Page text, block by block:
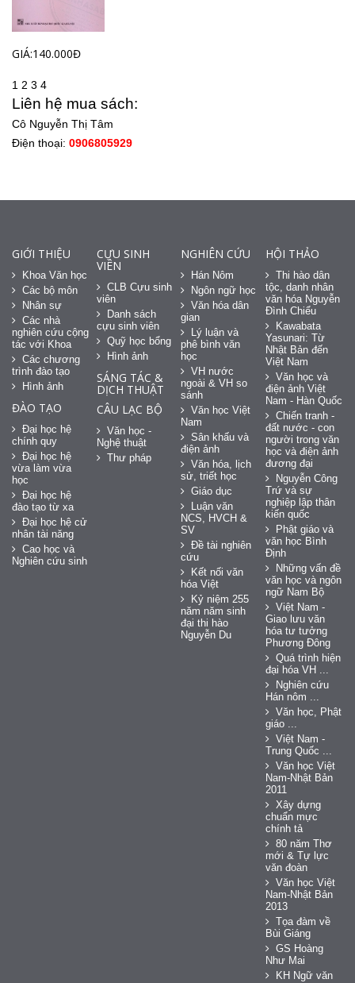
GIÁ:140.000Đ
1 2 3 4
Liên hệ mua sách:
Cô Nguyễn Thị Tâm
Điện thoại: 0906805929
GIỚI THIỆU
Khoa Văn học
Các bộ môn
Nhân sự
Các nhà
nghiên cứu cộng
tác với Khoa
Các chương
trình đào tạo
Hình ảnh
ĐÀO TẠO
Đại học hệ
chính quy
Đại học hệ
vừa làm vừa
học
Đại học hệ
đào tạo từ xa
Đại học hệ cử
nhân tài năng
Cao học và
Nghiên cứu sinh
CỰU SINH
VIÊN
CLB Cựu sinh
viên
Danh sách
cựu sinh viên
Quỹ học bổng
Hình ảnh
SÁNG TÁC &
DỊCH THUẬT
CÂU LẠC BỘ
Văn học -
Nghệ thuật
Thư pháp
NGHIÊN CỨU
Hán Nôm
Ngôn ngữ học
Văn hóa dân
gian
Lý luận và
phê bình văn
học
VH nước
ngoài & VH so
sánh
Văn học Việt
Nam
Sân khấu và
điện ảnh
Văn hóa, lịch
sử, triết học
Giáo dục
Luận văn
NCS, HVCH &
SV
Đề tài nghiên
cứu
Kết nối văn
hóa Việt
Kỷ niệm 255
năm năm sinh
đại thi hào
Nguyễn Du
HỘI THẢO
Thi hào dân
tộc, danh nhân
văn hóa Nguyễn
Đình Chiểu
Kawabata
Yasunari: Từ
Nhật Bản đến
Việt Nam
Văn học và
điện ảnh Việt
Nam - Hàn Quốc
Chiến tranh -
đất nước - con
người trong văn
học và điện ảnh
đương đại
Nguyễn Công
Trứ và sự
nghiệp lập thân
kiến quốc
Phật giáo và
văn học Bình
Định
Những vấn đề
văn học và ngôn
ngữ Nam Bộ
Việt Nam -
Giao lưu văn
hóa tư tưởng
Phương Đông
Quá trình hiện
đại hóa VH ...
Nghiên cứu
Hán nôm ...
Văn học, Phật
giáo ...
Việt Nam -
Trung Quốc ...
Văn học Việt
Nam-Nhật Bản
2011
Xây dựng
chuẩn mực
chính tả
80 năm Thơ
mới & Tự lực
văn đoàn
Văn học Việt
Nam-Nhật Bản
2013
Tọa đàm về
Bùi Giáng
GS Hoàng
Như Mai
KH Ngữ văn